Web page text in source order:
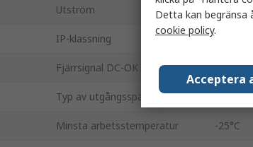
Utström 10A
IP-klassning
Fjärrsignal DC-OK Ja
Typ av utgångsspänning DC
Minsta arbetsstemperatur -25°C
Detta kan begränsa
cookie policy.
Acceptera